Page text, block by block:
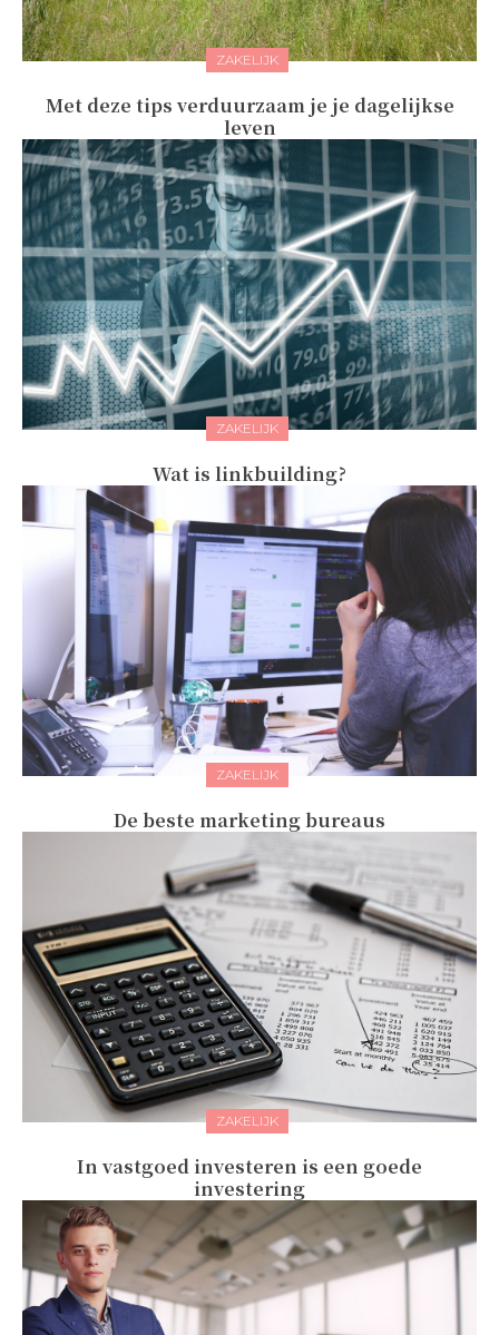
ZAKELIJK
Met deze tips verduurzaam je je dagelijkse
leven
ZAKELIJK
Wat is linkbuilding?
ZAKELIJK
De beste marketing bureaus
ZAKELIJK
In vastgoed investeren is een goede
investering